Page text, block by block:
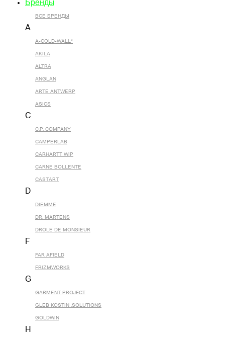
Бренды
ВСЕ БРЕНДЫ
A
A-COLD-WALL*
AKILA
ALTRA
ANGLAN
ARTE ANTWERP
ASICS
C
C.P. COMPANY
CAMPERLAB
CARHARTT WIP
CARNE BOLLENTE
CASTART
D
DIEMME
DR. MARTENS
DROLE DE MONSIEUR
F
FAR AFIELD
FRIZMWORKS
G
GARMENT PROJECT
GLEB KOSTIN .SOLUTIONS
GOLDWIN
H